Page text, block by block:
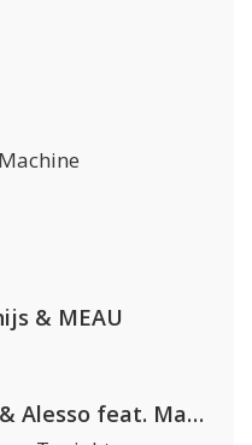
& MEAU
David Guetta & Alesso feat. Madison Love